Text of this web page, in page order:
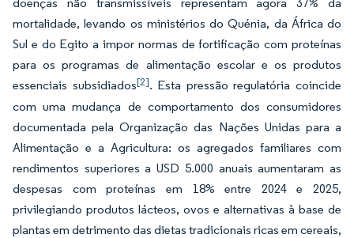
mortalidade, levando os ministérios do Quénia, da África do
Sul e do Egito a impor normas de fortificação com proteínas
para os programas de alimentação escolar e os produtos
essenciais subsidiados[2]. Esta pressão regulatória coincide
com uma mudança de comportamento dos consumidores
documentada pela Organização das Nações Unidas para a
Alimentação e a Agricultura: os agregados familiares com
rendimentos superiores a USD 5.000 anuais aumentaram as
despesas com proteínas em 18% entre 2024 e 2025,
privilegiando produtos lácteos, ovos e alternativas à base de
plantas em detrimento das dietas tradicionais ricas em cereais,